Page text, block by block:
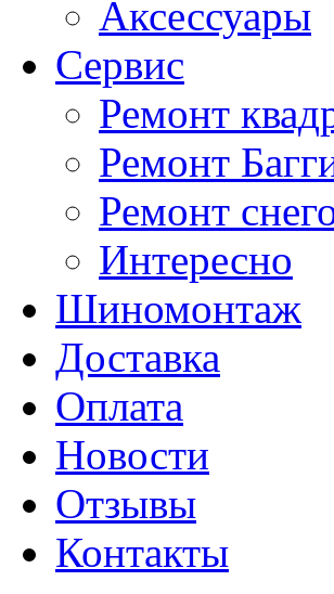
Аксессуары
Сервис
Ремонт
Ремонт
Ремонт
Интересно
Шиномонтаж
Доставка
Оплата
Новости
Отзывы
Контакты